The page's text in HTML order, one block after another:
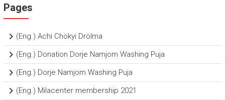
Pages
(Eng.) Achi Chökyi Drölma
(Eng.) Donation Dorje Namjom Washing Puja
(Eng.) Dorje Namjom Washing Puja
(Eng.) Milacenter membership 2021